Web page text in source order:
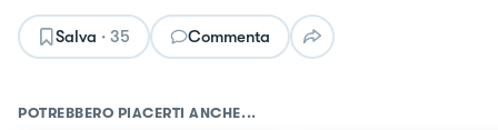
Salva · 35 Commenta
POTREBBERO PIACERTI ANCHE...